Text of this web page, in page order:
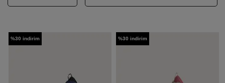
%30 indirim %30 indirim